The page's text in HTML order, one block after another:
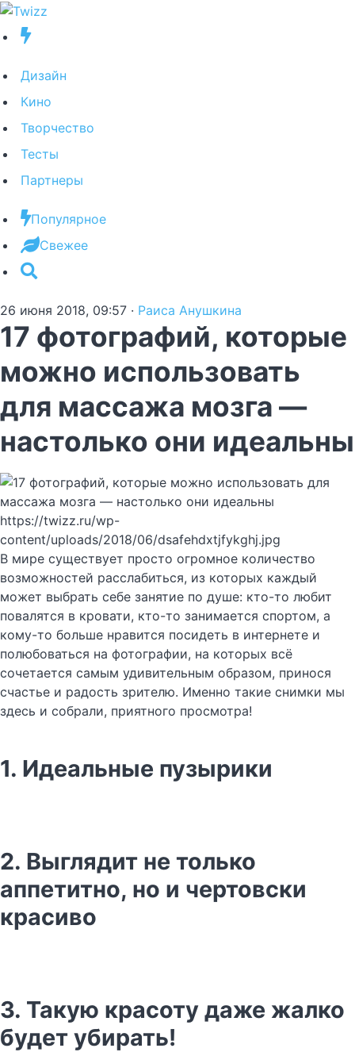
Дизайн
Кино
Творчество
Тесты
Партнеры
Популярное
Свежее
26 июня 2018, 09:57 · Раиса Анушкина
17 фотографий, которые
можно использовать
для массажа мозга —
настолько они идеальны
https://twizz.ru/wp-
content/uploads/2018/06/dsafehdxtjfykghj.jpg
В мире существует просто огромное количество
возможностей расслабиться, из которых каждый
может выбрать себе занятие по душе: кто-то любит
повалятся в кровати, кто-то занимается спортом, а
кому-то больше нравится посидеть в интернете и
полюбоваться на фотографии, на которых всё
сочетается самым удивительным образом, принося
счастье и радость зрителю. Именно такие снимки мы
здесь и собрали, приятного просмотра!
1. Идеальные пузырики
2. Выглядит не только
аппетитно, но и чертовски
красиво
3. Такую красоту даже жалко
будет убирать!